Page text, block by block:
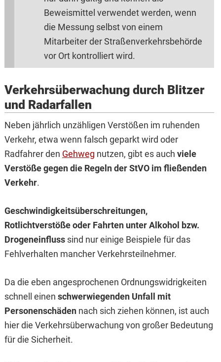
Beweismittel verwendet werden, wenn
die Messung selbst von einem
Mitarbeiter der Straßenverkehrsbehörde
vor Ort kontrolliert wird.
Verkehrsüberwachung durch Blitzer
und Radarfallen
Neben jährlich unzähligen Verstößen im ruhenden
Verkehr, etwa wenn falsch geparkt wird oder
Radfahrer den Gehweg nutzen, gibt es auch viele
Verstöße gegen die Regeln der StVO im fließenden
Verkehr.
Geschwindigkeitsüberschreitungen,
Rotlichtverstöße oder Fahrten unter Alkohol bzw.
Drogeneinflusssind nur einige Beispiele für das
Fehlverhalten mancher Verkehrsteilnehmer.
Da die eben angesprochenen Ordnungswidrigkeiten
schnell einen schwerwiegenden Unfall mit
Personenschädennach sich ziehen können, ist auch
hier die Verkehrsüberwachung von großer Bedeutung
für die Sicherheit.